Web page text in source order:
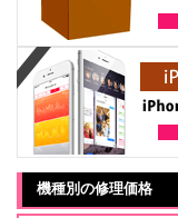
機種別の修理価格